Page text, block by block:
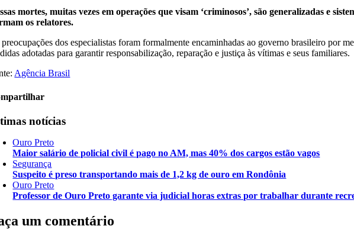
mortes, muitas vezes em operações que visam ‘criminosos’, são generalizadas e
os relatores.
dos especialistas foram formalmente encaminhadas ao governo brasileiro por
adotadas para garantir responsabilização, reparação e justiça às vítimas e seus familiares.
Agência Brasil
notícias
Ouro Preto
Maior salário de policial civil é pago no AM, mas 40% dos cargos estão vagos
Segurança
Suspeito é preso transportando mais de 1,2 kg de ouro em Rondônia
Ouro Preto
Professor de Ouro Preto garante via judicial horas extras por trabalhar durante
um comentário